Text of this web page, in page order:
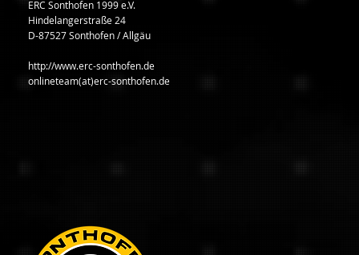
ERC Sonthofen 1999 e.V.
Hindelangerstraße 24
D-87527 Sonthofen / Allgäu
http://www.erc-sonthofen.de
onlineteam(at)erc-sonthofen.de